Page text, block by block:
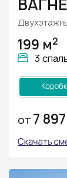
199 м2
3
ОТ 7